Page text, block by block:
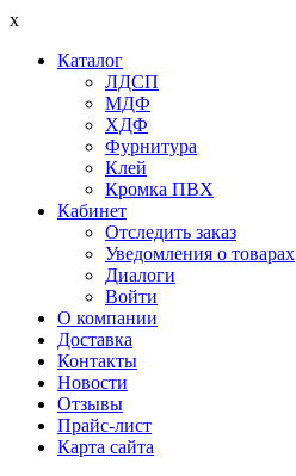
x
Каталог
ЛДСП
МДФ
ХДФ
Фурнитура
Клей
Кромка ПВХ
Кабинет
Отследить заказ
Уведомления о товарах
Диалоги
Войти
О компании
Доставка
Контакты
Новости
Отзывы
Прайс-лист
Карта сайта